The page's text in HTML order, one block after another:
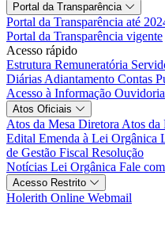
Portal da Transparência
Portal da Transparência até
Portal da Transparência vigente
Acesso rápido
Estrutura Remuneratória
Diárias Adiantamento Contas
Acesso à Informação Ouvidoria
Atos Oficiais
Atos da Mesa Diretora Atos da
Edital Emenda à Lei Orgânica
de Gestão Fiscal Resolução
Notícias Lei Orgânica Fale
Acesso Restrito
Holerith Online Webmail